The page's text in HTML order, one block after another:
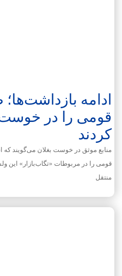
ادامه
قومی را در خوست
کردند
منابع موثق در خوست بغلان می‌گویند که
قومی را در مربوطات «تگاب‌بازار» این
منتقل